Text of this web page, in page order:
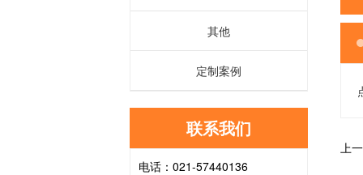
上
其他
定制案例
联系我们
电话：021-57440136